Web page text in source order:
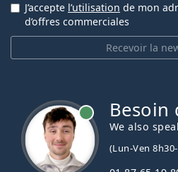
Recevoir la
J’accepte l’utilisation de mon
d’offres commerciales
Besoin
We also
(Lun-Ven